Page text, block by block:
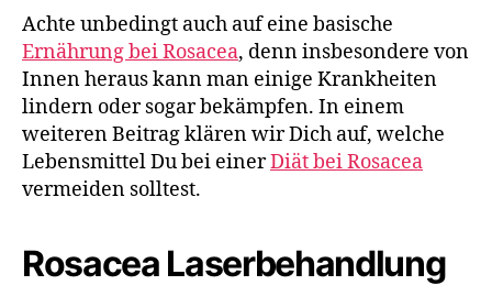
Achte unbedingt auch auf eine basische
Ernährung bei Rosacea, denn insbesondere von
Innen heraus kann man einige Krankheiten
lindern oder sogar bekämpfen. In einem
weiteren Beitrag klären wir Dich auf, welche
Lebensmittel Du bei einerDiät bei Rosacea
vermeiden solltest.
Rosacea Laserbehandlung